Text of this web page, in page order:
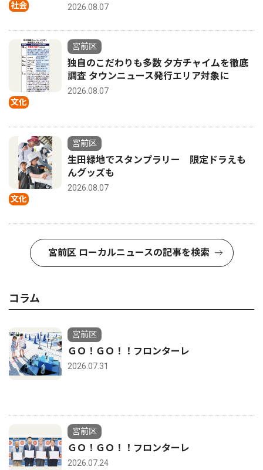
社会 2026.08.07
文化
宮前区
独自のこだわりも多数 夕方チャイムを徹底
調査 タウンニュース発行エリア対象に
2026.08.07
文化
宮前区
生田緑地でスタンプラリー 限定ドラえも
んグッズも
2026.08.07
宮前区 ローカルニュースの記事を検索
コラム
宮前区
ＧＯ！ＧＯ！！フロンターレ
2026.07.31
宮前区
ＧＯ！ＧＯ！！フロンターレ
2026.07.24